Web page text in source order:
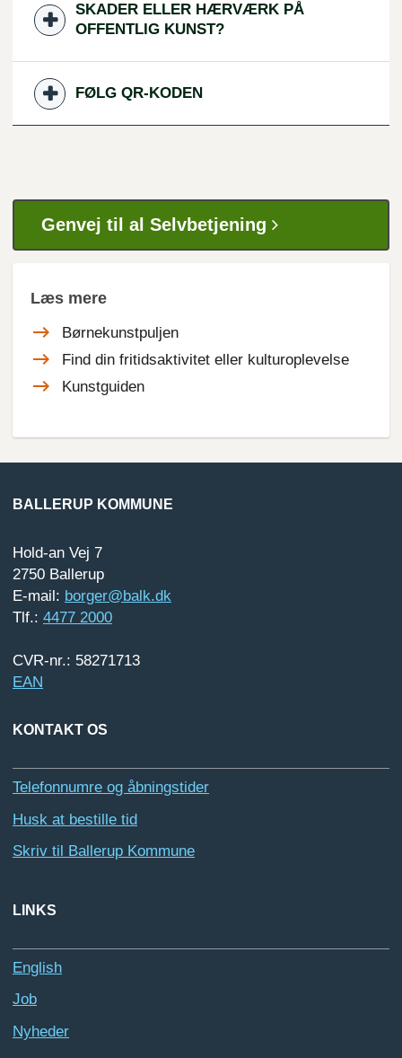
SKADER ELLER HÆRVÆRK PÅ
OFFENTLIG KUNST?
FØLG QR-KODEN
Genvej til al Selvbetjening
Læs mere
Børnekunstpuljen
Find din fritidsaktivitet eller kulturoplevelse
Kunstguiden
BALLERUP KOMMUNE
Hold-an Vej 7
2750 Ballerup
E-mail: borger@balk.dk
Tlf.: 4477 2000
CVR-nr.: 58271713
EAN
KONTAKT OS
Telefonnumre og åbningstider
Husk at bestille tid
Skriv til Ballerup Kommune
LINKS
English
Job
Nyheder